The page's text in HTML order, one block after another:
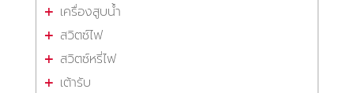
เครื่องสูบน้ำ
สวิตซ์ไฟ
สวิตซ์หรี่ไฟ
เต้ารับ